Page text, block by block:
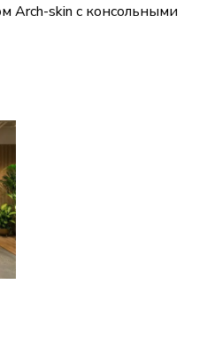
Arch-skin с консольными